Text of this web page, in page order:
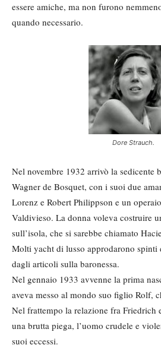
essere amiche, ma non furono
quando necessario.
Dore Strauch.
Nel novembre 1932 arrivò la sedicente
Wagner de Bosquet, con i suoi due
Lorenz e Robert Philippson e un
Valdivieso. La donna voleva costruire
sull’isola, che si sarebbe chiamato
Molti yacht di lusso approdarono spinti
dagli articoli sulla baronessa.
Nel gennaio 1933 avvenne la prima
aveva messo al mondo suo figlio Rolf,
Nel frattempo la relazione fra Friedrich
una brutta piega, l’uomo crudele e
suoi eccessi.